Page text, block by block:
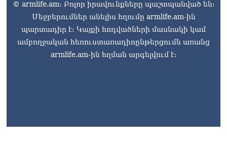
© armlife.am: Բոլոր իրավունքները պաշտպանված են:
Մեջբերումներ անելիս հղումը armlife.am-ին
պարտադիր է: Կայքի հոդվածների մասնակի կամ
ամբողջական հեռուստառադիոընթերցումն առանց
armlife.am-ին հղման արգելվում է: